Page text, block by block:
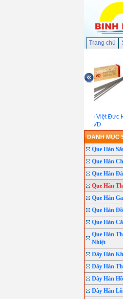
Trang chủ
Que hàn đắp Việt Đức
VD
DANH MỤC
Que Hàn
Que Hàn
Que Hàn
Que Hàn
Que Hàn
Que Hàn
Que Hàn
Que Hàn
Nhiệt
Dây Hàn
Dây Hàn
Dây Hàn
Dây Hàn